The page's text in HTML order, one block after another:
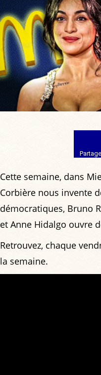
Cette semaine, dans
Corbière nous invente
démocratiques, Bruno
et Anne Hidalgo ouvre
Retrouvez, chaque
la semaine.